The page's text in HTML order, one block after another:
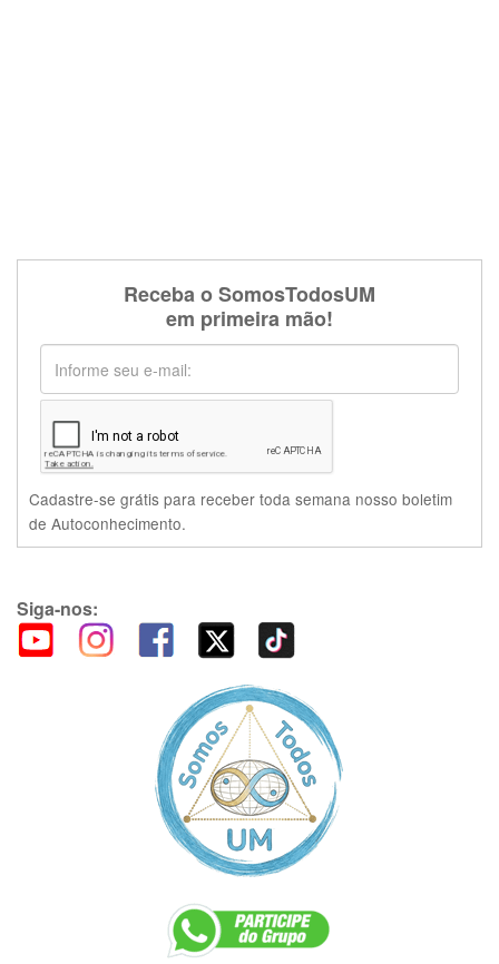
Receba o SomosTodosUM
em primeira mão!
Cadastre-se grátis para receber toda semana nosso boletim
de Autoconhecimento.
Siga-nos: